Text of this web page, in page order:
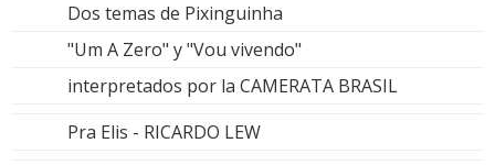
Dos temas de Pixinguinha
"Um A Zero" y "Vou vivendo"
interpretados por la CAMERATA BRASIL
Pra Elis - RICARDO LEW